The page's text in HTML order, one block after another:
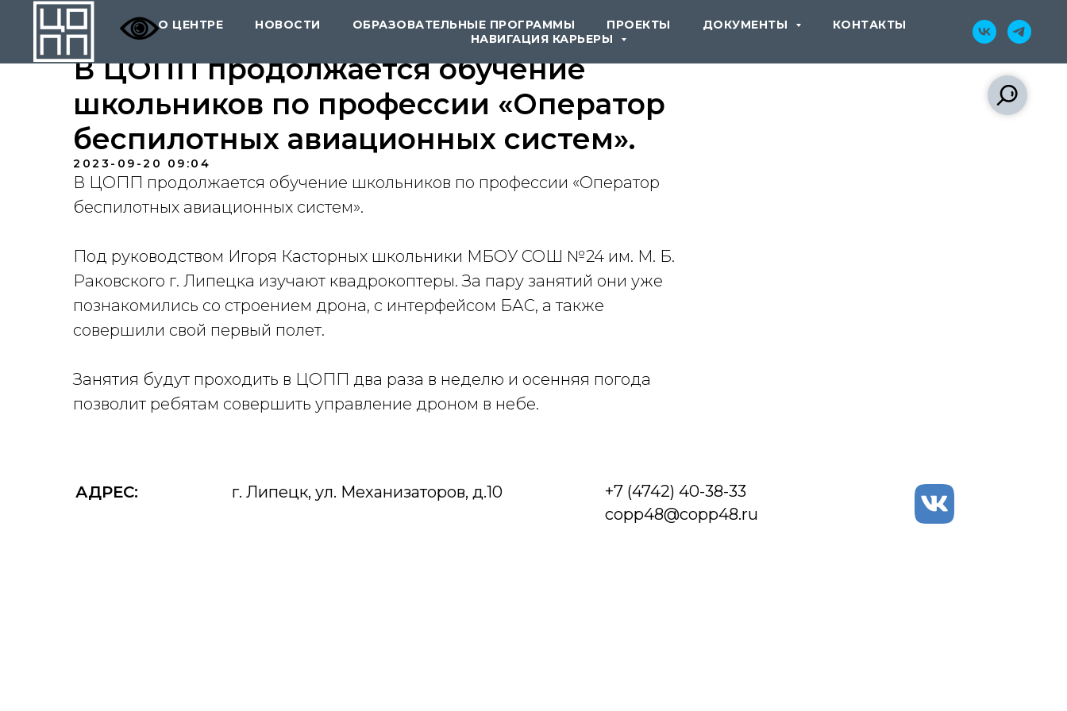
О ЦЕНТРЕ НОВОСТИ ОБРАЗОВАТЕЛЬНЫЕ ПРОГРАММЫ ПРОЕКТЫ ДОКУМЕНТЫ
КОНТАКТЫ
НАВИГАЦИЯ КАРЬЕРЫ
В ЦОПП продолжается обучение
школьников по профессии «Оператор
беспилотных авиационных систем».
2023-09-20 09:04
В ЦОПП продолжается обучение школьников по профессии «Оператор
беспилотных авиационных систем».
Под руководством Игоря Касторных школьники МБОУ СОШ №24 им. М. Б.
Раковского г. Липецка изучают квадрокоптеры. За пару занятий они уже
познакомились со строением дрона, с интерфейсом БАС, а также
совершили свой первый полет.
Занятия будут проходить в ЦОПП два раза в неделю и осенняя погода
позволит ребятам совершить управление дроном в небе.
+7 (4742) 40-38-33
copp48@copp48.ru
г. Липецк, ул. Механизаторов, д.10
АДРЕС: